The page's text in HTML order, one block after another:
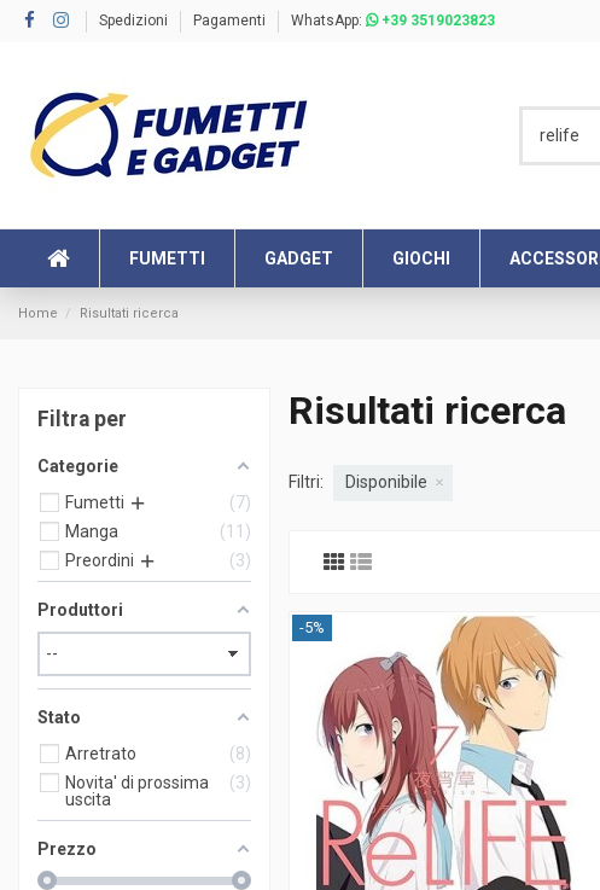
Spedizioni Pagamenti WhatsApp: +39 3519023823
FUMETTI GADGET GIOCHI ACCESSORI
Home Risultati ricerca
Risultati ricerca
Filtri: Disponibile
-5%
Filtra per
Categorie
Fumetti
7
Manga
11
Preordini
3
Produttori
Stato
Arretrato
8
Novita' di prossima
uscita
3
Prezzo